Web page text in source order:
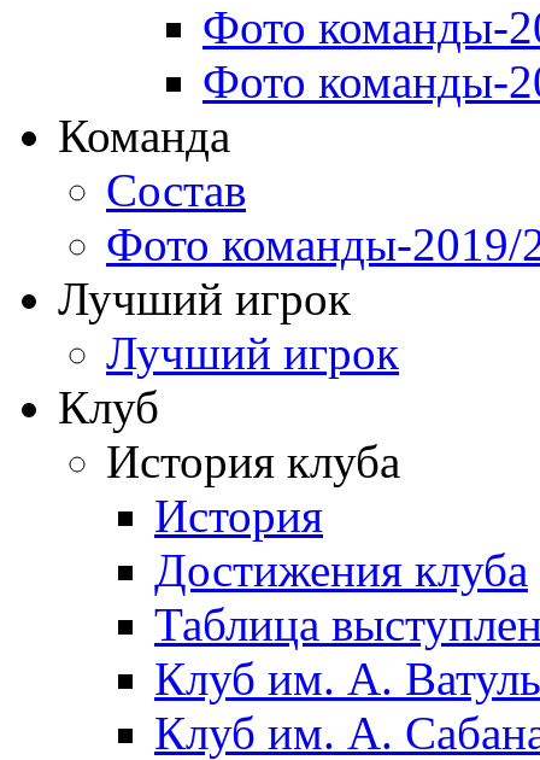
Фото команды-
Фото команды-
Команда
Состав
Фото команды-2019/
Лучший игрок
Лучший игрок
Клуб
История клуба
История
Достижения клуба
Таблица
Клуб им. А.
Клуб им. А.